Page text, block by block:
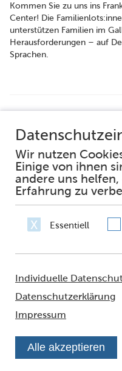
Kommen Sie zu uns ins
Center! Die
unterstützen Familien im
Herausforderungen – auf
Sprachen.
Beratung vor
für Familien im
Kommen Sie zu uns ins
unterstützen Familien im
Herausforderungen – auf
Veranstaltungen
Beratung vor
für Familien im